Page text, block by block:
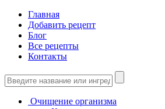
Главная
Добавить рецепт
Блог
Все рецепты
Контакты
Очищение организма